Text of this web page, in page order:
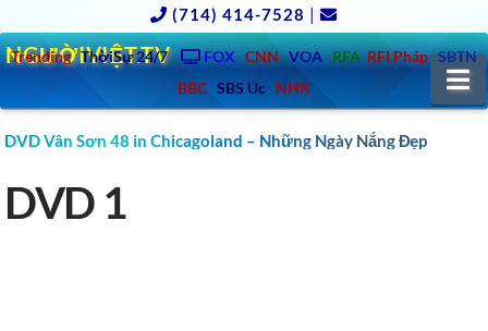
(714) 414-7528 |
Trending ThờiSự 24/7 FOX CNN VOA RFA RFI Pháp SBTN
BBC SBS Úc NHK
NGƯỜIVIỆT.TV
DVD Vân Sơn 48 in Chicagoland – Những Ngày Nắng Đẹp
DVD 1